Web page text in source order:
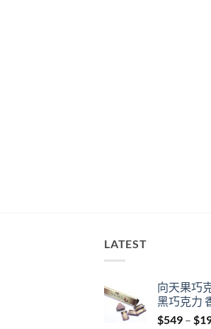
LATEST
向天果巧
黑巧克力
$549 – $